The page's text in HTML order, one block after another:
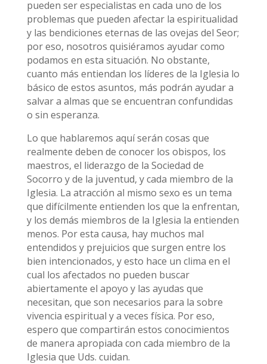
pueden ser especialistas en cada uno de los
problemas que pueden afectar la espiritualidad
y las bendiciones eternas de las ovejas del Seor;
por eso, nosotros quisiéramos ayudar como
podamos en esta situación. No obstante,
cuanto más entiendan los líderes de la Iglesia lo
básico de estos asuntos, más podrán ayudar a
salvar a almas que se encuentran confundidas
o sin esperanza.
Lo que hablaremos aquí serán cosas que
realmente deben de conocer los obispos, los
maestros, el liderazgo de la Sociedad de
Socorro y de la juventud, y cada miembro de la
Iglesia. La atracción al mismo sexo es un tema
que difícilmente entienden los que la enfrentan,
y los demás miembros de la Iglesia la entienden
menos. Por esta causa, hay muchos mal
entendidos y prejuicios que surgen entre los
bien intencionados, y esto hace un clima en el
cual los afectados no pueden buscar
abiertamente el apoyo y las ayudas que
necesitan, que son necesarios para la sobre
vivencia espiritual y a veces física. Por eso,
espero que compartirán estos conocimientos
de manera apropiada con cada miembro de la
Iglesia que Uds. cuidan.